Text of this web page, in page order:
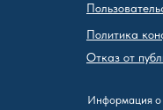
Политика
Отказ от
Информация о